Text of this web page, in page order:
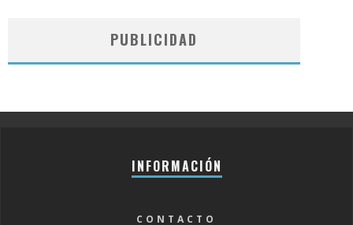
PUBLICIDAD
INFORMACIÓN
CONTACTO